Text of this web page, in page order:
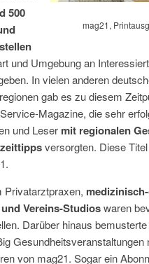
mag21,
500
und Umgebung an
In vielen anderen
gab es zu diesem
Magazine, die sehr
und Leser mit regionalen
versorgten. Diese
Privatarztpraxen,
Vereins-Studioswaren
Darüber hinaus
Gesundheitsveranstaltungen
von mag21. Sogar ein